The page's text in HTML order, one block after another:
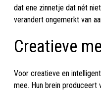
dat ene zinnetje dat nét
verandert ongemerkt van
Creatieve
Voor creatieve en
mee. Hun brein produceert